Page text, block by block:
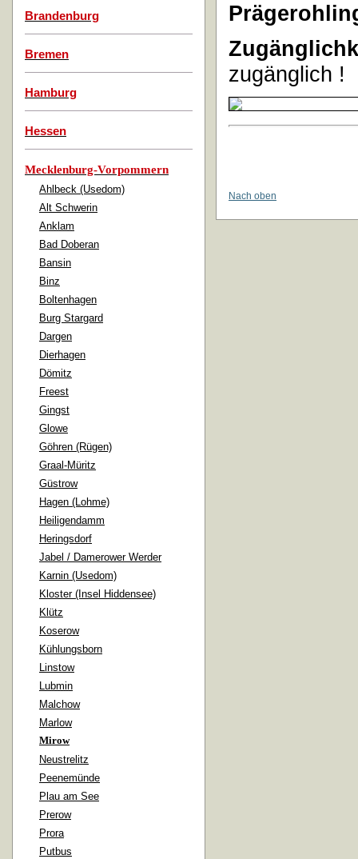
Brandenburg
Bremen
Hamburg
Hessen
Mecklenburg-Vorpommern
Ahlbeck (Usedom)
Alt Schwerin
Anklam
Bad Doberan
Bansin
Binz
Boltenhagen
Burg Stargard
Dargen
Dierhagen
Dömitz
Freest
Gingst
Glowe
Göhren (Rügen)
Graal-Müritz
Güstrow
Hagen (Lohme)
Heiligendamm
Heringsdorf
Jabel / Damerower Werder
Karnin (Usedom)
Kloster (Insel Hiddensee)
Klütz
Koserow
Kühlungsborn
Linstow
Lubmin
Malchow
Marlow
Mirow
Neustrelitz
Peenemünde
Plau am See
Prerow
Prora
Putbus
zugänglich !
Nach oben